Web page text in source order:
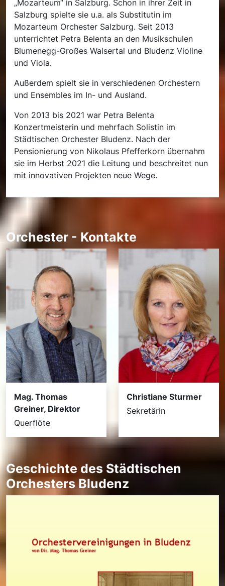
„Mozarteum“ in Salzburg. Schon in ihrer Zeit in
Salzburg spielte sie u.a. als Substitutin im
Mozarteum Orchester Salzburg. Seit 2013
unterrichtet Petra Belenta an den Musikschulen
Blumenegg-Großes Walsertal und Bludenz Violine
und Viola.
Außerdem spielt sie in verschiedenen Orchestern
und Ensembles im In- und Ausland.
Von 2013 bis 2021 war Petra Belenta
Konzertmeisterin und mehrfach Solistin im
Städtischen Orchester Bludenz. Nach der
Pensionierung von Nikolaus Pfefferkorn übernahm
sie im Herbst 2021 die Leitung und beschreitet nun
mit innovativen Projekten neue Wege.
Orchester - Kontakte
Mag. Thomas
Greiner, Direktor
Querflöte
Christiane Sturmer
Sekretärin
Geschichte des Städtischen
Orchesters Bludenz